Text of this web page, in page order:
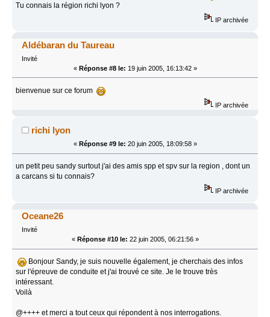
Tu connais la région richi lyon ?
IP archivée
Aldébaran du Taureau
Invité
« Réponse #8 le: 19 juin 2005, 16:13:42 »
bienvenue sur ce forum
IP archivée
richi lyon
« Réponse #9 le: 20 juin 2005, 18:09:58 »
un petit peu sandy surtout j'ai des amis spp et spv sur la region , dont un
a carcans si tu connais?
IP archivée
Oceane26
Invité
« Réponse #10 le: 22 juin 2005, 06:21:56 »
Bonjour Sandy, je suis nouvelle également, je cherchais des infos
sur l'épreuve de conduite et j'ai trouvé ce site. Je le trouve très
intéressant.
Voilà
@++++ et merci a tout ceux qui répondent à nos interrogations.